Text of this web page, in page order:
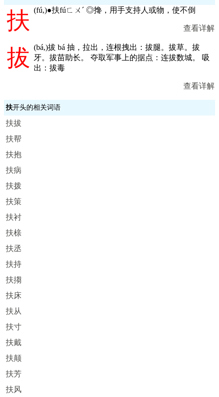
扶 (fú,)●扶fúㄈㄨˊ ◎搀，用手支持人或物，使不倒
查看详解
拔 (bá,)拔 bá 抽，拉出，连根拽出：拔腿。拔草。拔
牙。拔苗助长。 夺取军事上的据点：连拔数城。 吸
出：拔毒
查看详解
扶开头的相关词语
扶拔
扶帮
扶抱
扶病
扶拨
扶策
扶衬
扶榇
扶丞
扶持
扶搊
扶床
扶从
扶寸
扶戴
扶颠
扶芳
扶风